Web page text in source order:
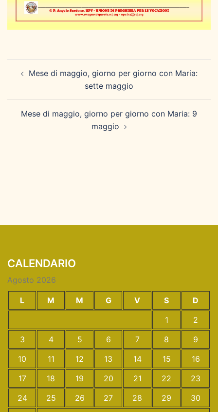
articolo
Mese di maggio, giorno per giorno con Maria:
sette maggio
Mese di maggio, giorno per giorno con Maria: 9
maggio
CALENDARIO
Agosto 2026
L M M G V S
D
1
2
3
4 5 6 7 8
9
10
11 12 13 14 15
16
17
18 19 20 21 22
23
24
25 26 27 28 29
30